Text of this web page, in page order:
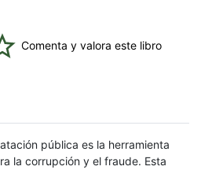
Comenta y valora este libro
pública es la herramienta
la corrupción y el fraude. Esta